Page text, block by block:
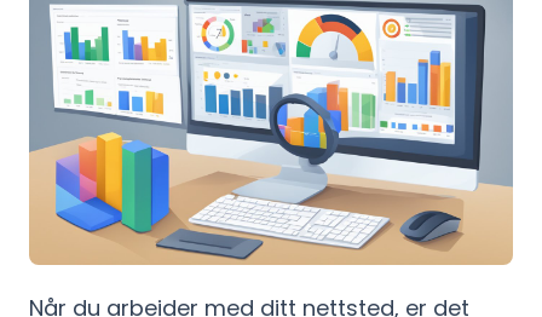
Når du arbeider med ditt nettsted, er det